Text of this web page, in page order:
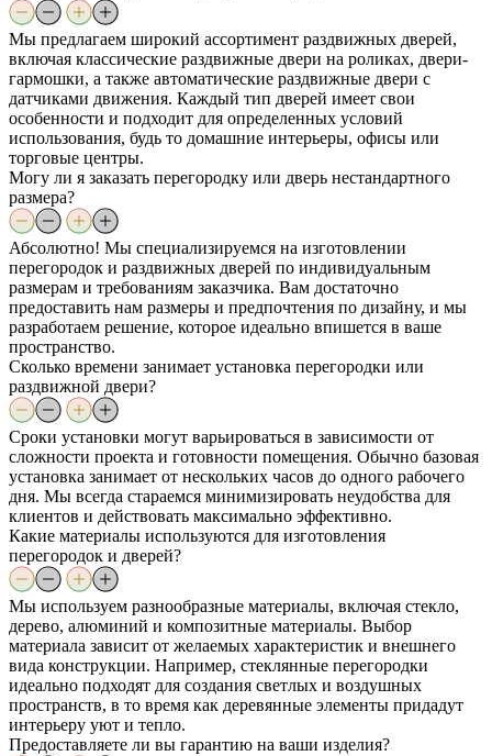
Мы предлагаем широкий ассортимент раздвижных дверей,
включая классические раздвижные двери на роликах, двери-
гармошки, а также автоматические раздвижные двери с
датчиками движения. Каждый тип дверей имеет свои
особенности и подходит для определенных условий
использования, будь то домашние интерьеры, офисы или
торговые центры.
Могу ли я заказать перегородку или дверь нестандартного
размера?
Абсолютно! Мы специализируемся на изготовлении
перегородок и раздвижных дверей по индивидуальным
размерам и требованиям заказчика. Вам достаточно
предоставить нам размеры и предпочтения по дизайну, и мы
разработаем решение, которое идеально впишется в ваше
пространство.
Сколько времени занимает установка перегородки или
раздвижной двери?
Сроки установки могут варьироваться в зависимости от
сложности проекта и готовности помещения. Обычно базовая
установка занимает от нескольких часов до одного рабочего
дня. Мы всегда стараемся минимизировать неудобства для
клиентов и действовать максимально эффективно.
Какие материалы используются для изготовления
перегородок и дверей?
Мы используем разнообразные материалы, включая стекло,
дерево, алюминий и композитные материалы. Выбор
материала зависит от желаемых характеристик и внешнего
вида конструкции. Например, стеклянные перегородки
идеально подходят для создания светлых и воздушных
пространств, в то время как деревянные элементы придадут
интерьеру уют и тепло.
Предоставляете ли вы гарантию на ваши изделия?